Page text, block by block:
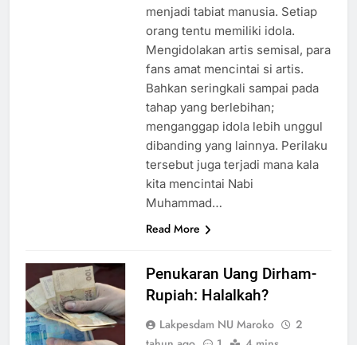
menjadi tabiat manusia. Setiap
orang tentu memiliki idola.
Mengidolakan artis semisal, para
fans amat mencintai si artis.
Bahkan seringkali sampai pada
tahap yang berlebihan;
menganggap idola lebih unggul
dibanding yang lainnya. Perilaku
tersebut juga terjadi mana kala
kita mencintai Nabi
Muhammad…
Read More
Penukaran Uang Dirham-
Rupiah: Halalkah?
Lakpesdam NU Maroko
2